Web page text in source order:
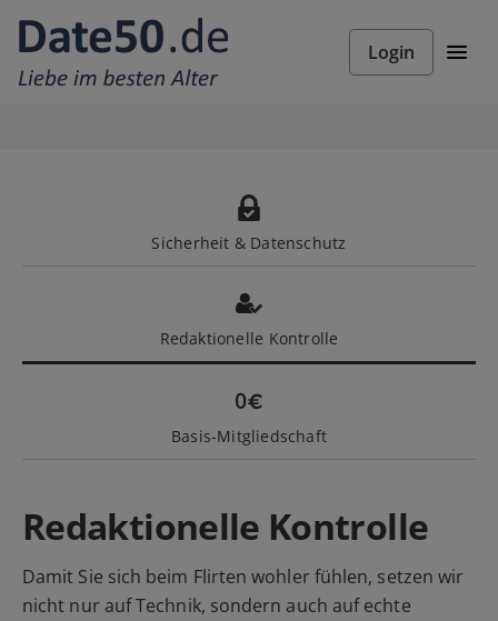
Login
Sicherheit & Datenschutz
Redaktionelle Kontrolle
Basis-Mitgliedschaft
Redaktionelle Kontrolle
Damit Sie sich beim Flirten wohler fühlen, setzen wir
nicht nur auf Technik, sondern auch auf echte